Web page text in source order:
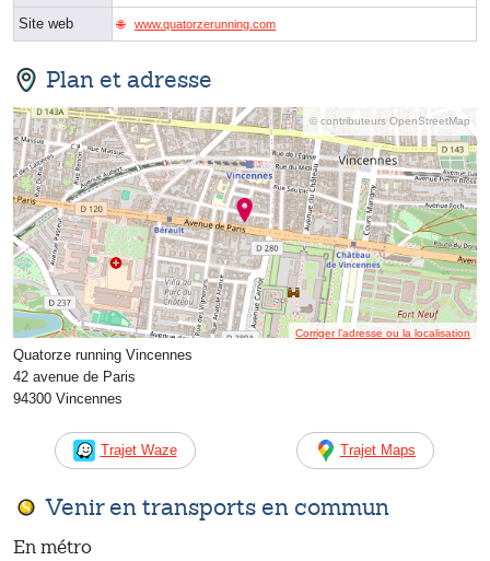
Site web www.quatorzerunning.com
Plan et adresse
© contributeurs OpenStreetMap
Corriger l’adresse ou la localisation
Quatorze running Vincennes
42 avenue de Paris
94300 Vincennes
Trajet Waze Trajet Maps
Venir en transports en commun
En métro